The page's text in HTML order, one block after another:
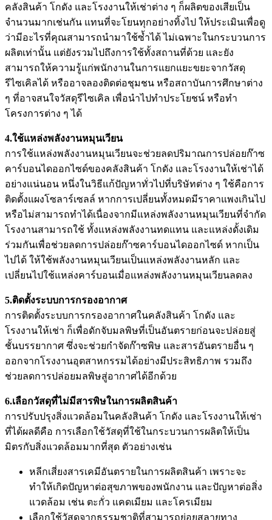
คลังสินค้า โกดัง และโรงงานให้เช่าต่าง ๆ ก็ผลิตของเสียเป็น
จำนวนมากเช่นกัน แทนที่จะโยนทุกอย่างทิ้งไป ให้ประเมินเพื่อดู
ว่ามีอะไรที่คุณสามารถนำมาใช้ซ้ำได้ ไม่เฉพาะในกระบวนการ
ผลิตเท่านั้น แต่ยังรวมไปถึงการใช้ทั้งสถานที่ด้วย และยัง
สามารถให้ความรู้แก่พนักงานในการแยกแยะขยะจากวัสดุ
รีไซเคิลได้ หรืออาจลองติดต่อชุมชน หรือสถาบันการศึกษาต่าง
ๆ ที่อาจสนใจวัสดุรีไซเคิล เพื่อนำไปทำประโยชน์ หรือทำ
โครงการต่าง ๆ ได้
4.ใช้แหล่งพลังงานหมุนเวียน
การใช้แหล่งพลังงานหมุนเวียนจะช่วยลดปริมาณการปล่อยก๊าซ
คาร์บอนไดออกไซด์ของคลังสินค้า โกดัง และโรงงานให้เช่าได้
อย่างแน่นอน หนึ่งในวิธีแก้ปัญหาทั่วไปที่บริษัทต่าง ๆ ใช้คือการ
ติดตั้งแผงโซลาร์เซลล์ หากการเปลี่ยนทั้งหมดมีราคาแพงเกินไป
หรือไม่สามารถทำได้เนื่องจากมีแหล่งพลังงานหมุนเวียนที่จำกัด
โรงงานสามารถใช้ ทั้งแหล่งพลังงานทดแทน และแหล่งดั้งเดิม
ร่วมกันเพื่อช่วยลดการปล่อยก๊าซคาร์บอนไดออกไซด์ หากเป็น
ไปได้ ให้ใช้พลังงานหมุนเวียนเป็นแหล่งพลังงานหลัก และ
เปลี่ยนไปใช้แหล่งคาร์บอนเมื่อแหล่งพลังงานหมุนเวียนลดลง
5.ติดตั้งระบบการกรองอากาศ
การติดตั้งระบบการกรองอากาศในคลังสินค้า โกดัง และ
โรงงานให้เช่า ก็เพื่อดักจับมลพิษที่เป็นอันตรายก่อนจะปล่อยสู่
ชั้นบรรยากาศ ซึ่งจะช่วยกำจัดก๊าซพิษ และสารอันตรายอื่น ๆ
ออกจากโรงงานอุตสาหกรรมได้อย่างมีประสิทธิภาพ รวมถึง
ช่วยลดการปล่อยมลพิษสู่อากาศได้อีกด้วย
6.เลือกวัสดุที่ไม่มีสารพิษในการผลิตสินค้า
การปรับปรุงสิ่งแวดล้อมในคลังสินค้า โกดัง และโรงงานให้เช่า
ที่ได้ผลดีคือ การเลือกใช้วัสดุที่ใช้ในกระบวนการผลิตให้เป็น
มิตรกับสิ่งแวดล้อมมากที่สุด ตัวอย่างเช่น
หลีกเสี่ยงสารเคมีอันตรายในการผลิตสินค้า เพราะจะ
ทำให้เกิดปัญหาต่อสุขภาพของพนักงาน และปัญหาต่อสิ่ง
แวดล้อม เช่น ตะกั่ว แคดเมียม และโครเมียม
เลือกใช้วัสดุจากธรรมชาติที่สามารถย่อยสลายทาง